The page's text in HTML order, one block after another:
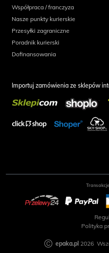
Współpraca / franczyza
Nasze punkty kurierskie
Przesyłki zagraniczne
Poradnik kurierski
Dofinansowania
Importuj zamówienia ze sklepów
Polityka
Ⓒ epaka.pl 2026